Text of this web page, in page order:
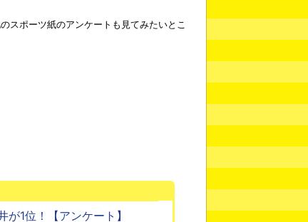
スポーツ紙のアンケートも見てみたいとこ
1位！【アンケート】